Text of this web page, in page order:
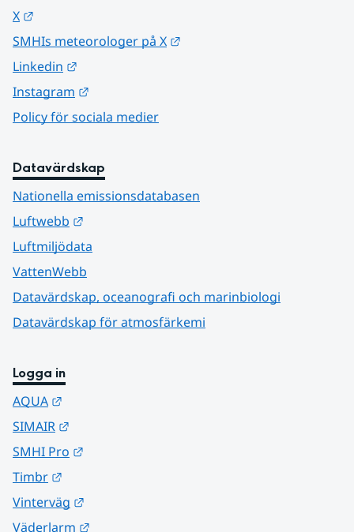
X
SMHIs meteorologer på X
Linkedin
Instagram
Policy för sociala medier
Datavärdskap
Nationella emissionsdatabasen
Luftwebb
Luftmiljödata
VattenWebb
Datavärdskap, oceanografi och marinbiologi
Datavärdskap för atmosfärkemi
Logga in
AQUA
SIMAIR
SMHI Pro
Timbr
Vinterväg
Väderlarm